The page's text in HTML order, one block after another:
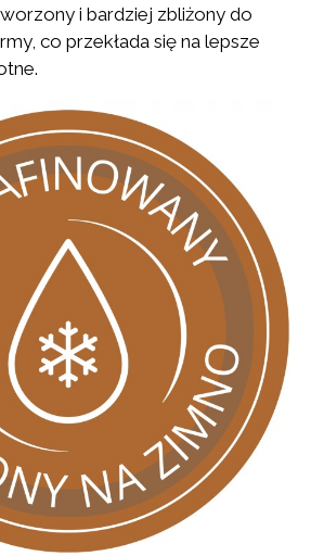
i bardziej zbliżony do
co przekłada się na lepsze